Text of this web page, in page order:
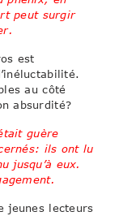
peut surgir
est
au côté
absurdité?
guère
ils ont lu
jusqu’à eux.
jeunes lecteurs